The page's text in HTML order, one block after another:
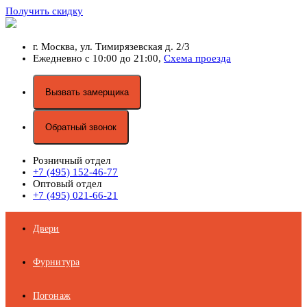
Получить скидку
г. Москва, ул. Тимирязевская д. 2/3
Ежедневно с 10:00 до 21:00, Схема проезда
Вызвать замерщика
Обратный звонок
Розничный отдел
+7 (495) 152-46-77
Оптовый отдел
+7 (495) 021-66-21
Двери
Фурнитура
Погонаж